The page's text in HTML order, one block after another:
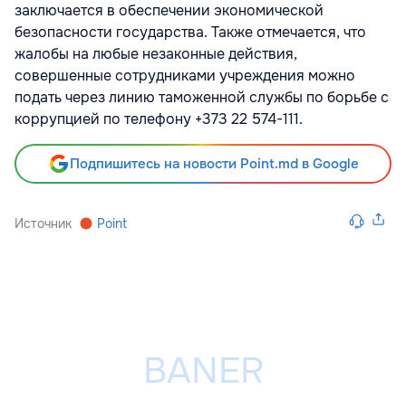
заключается в обеспечении экономической
безопасности государства. Также отмечается, что
жалобы на любые незаконные действия,
совершенные сотрудниками учреждения можно
подать через линию таможенной службы по борьбе с
коррупцией по телефону +373 22 574-111.
Подпишитесь на новости Point.md в Google
Источник Point